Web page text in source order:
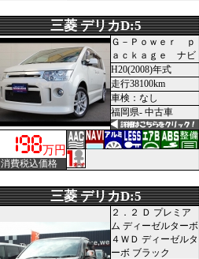
三菱 デリカD:5
Ｇ－Ｐｏｗｅｒ ｐ
ａｃｋａｇｅ ナビ
H20(2008)年式
走行38100km
車検：なし
福岡県- 中古車
万円
消費税込価格
三菱 デリカD:5
２．２ Ｄ プレミア
ム ディーゼルターボ
４ＷＤ ディーゼルタ
ーボ ブラック